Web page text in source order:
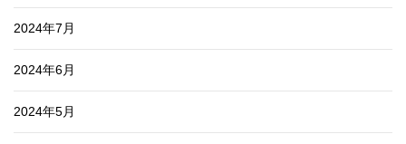
2024年7月
2024年6月
2024年5月